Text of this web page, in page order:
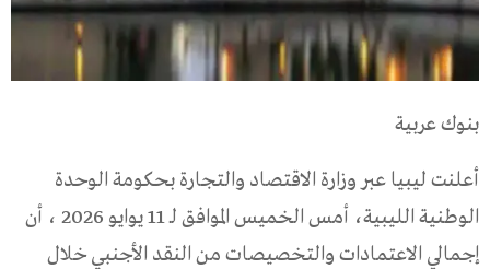
بنوك عربية
أعلنت ليبيا عبر وزارة الاقتصاد والتجارة بحكومة الوحدة
الوطنية الليبية، أمس الخميس الموافق لـ 11 يوايو 2026 ، أن
إجمالي الاعتمادات والتخصيصات من النقد الأجنبي خلال